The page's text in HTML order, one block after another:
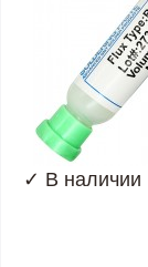
✓ В наличии